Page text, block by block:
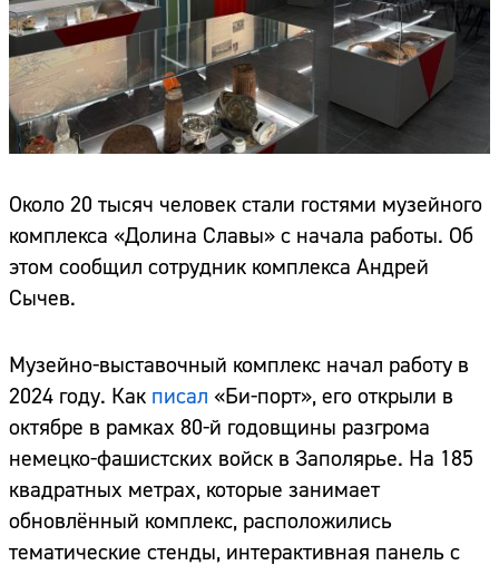
Около 20 тысяч человек стали гостями музейного
комплекса «Долина Славы» с начала работы. Об
этом сообщил сотрудник комплекса Андрей
Сычев.
Музейно-выставочный комплекс начал работу в
2024 году. Как писал «Би-порт», его открыли в
октябре в рамках 80-й годовщины разгрома
немецко-фашистских войск в Заполярье. На 185
квадратных метрах, которые занимает
обновлённый комплекс, расположились
тематические стенды, интерактивная панель с